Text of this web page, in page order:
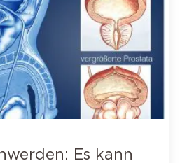
Es kann